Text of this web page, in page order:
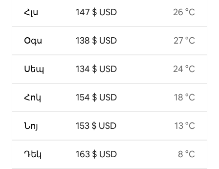
Հլս
Օգս
Սեպ
Հոկ
Նոյ
Դեկ
147 $ USD
138 $ USD
134 $ USD
154 $ USD
153 $ USD
163 $ USD
26 °C
27 °C
24 °C
18 °C
13 °C
8 °C